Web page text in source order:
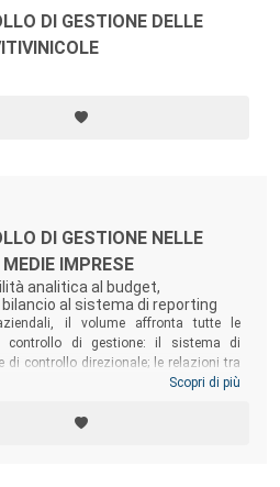
DI GESTIONE DELLE
DI GESTIONE NELLE
IMPRESE
analitica al budget,
al sistema di reporting
il volume affronta tutte le
controllo di gestione: il sistema di
di controllo direzionale; le relazioni tra
analitica; l’analisi dei costi; le
budgeting; l’analisi di bilancio e i
il sistema di reporting per la
Scopri di più